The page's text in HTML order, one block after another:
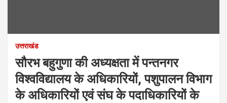
उत्तराखंड
सौरभ बहुगुणा की अध्यक्षता में पन्तनगर
विश्वविद्यालय के अधिकारियों, पशुपालन विभाग
के अधिकारियों एवं संघ के पदाधिकारियों के